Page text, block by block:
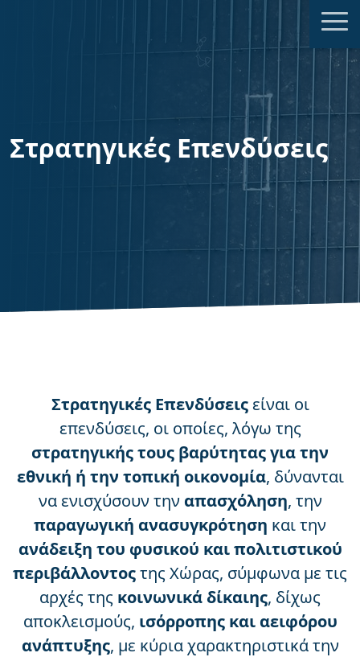
Στρατηγικές Επενδύσεις
Στρατηγικές Επενδύσειςείναι οι
επενδύσεις, οι οποίες, λόγω της
στρατηγικής τους βαρύτητας για την
εθνική ή την τοπική οικονομία, δύνανται
να ενισχύσουν την απασχόληση, την
παραγωγική ανασυγκρότηση και την
ανάδειξη του φυσικού και πολιτιστικού
περιβάλλοντοςτης Χώρας, σύμφωνα με τις
αρχές της κοινωνικά δίκαιης, δίχως
αποκλεισμούς, ισόρροπης και αειφόρου
ανάπτυξης, με κύρια χαρακτηριστικά την